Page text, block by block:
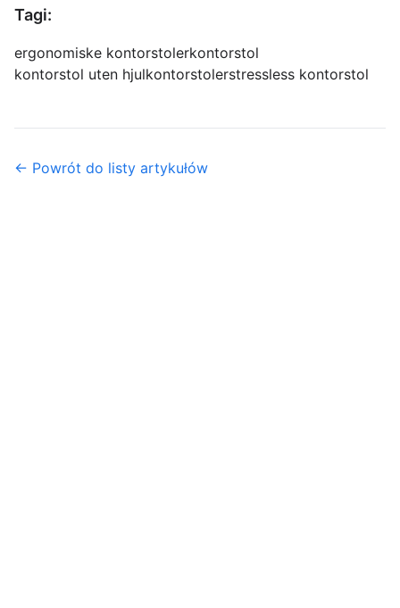
Tagi:
ergonomiske kontorstolerkontorstol
kontorstol uten hjulkontorstolerstressless kontorstol
← Powrót do listy artykułów